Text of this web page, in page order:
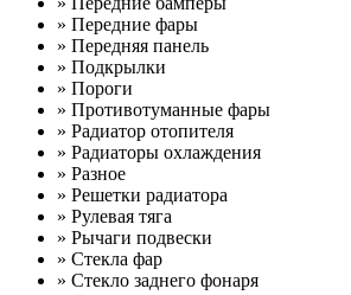
» Передние фары
» Передняя панель
» Подкрылки
» Пороги
» Противотуманные фары
» Радиатор отопителя
» Радиаторы охлаждения
» Разное
» Решетки радиатора
» Рулевая тяга
» Рычаги подвески
» Стекла фар
» Стекло заднего фонаря